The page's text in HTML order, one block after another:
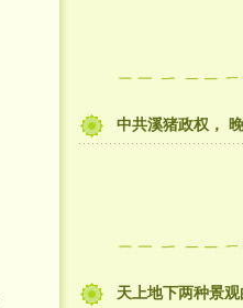
中共溪猪政权，
天上地下两种景